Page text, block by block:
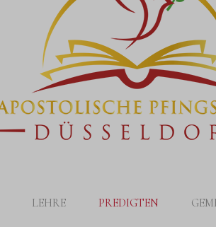
LEHRE PREDIGTEN